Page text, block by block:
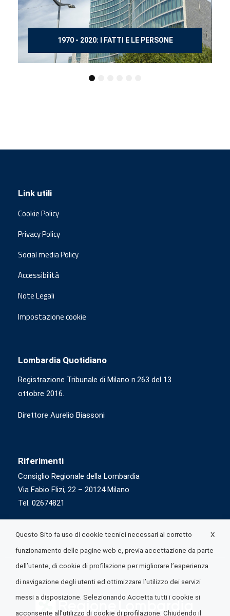
150 ANNI DOPO MANZONI
Link utili
Cookie Policy
Privacy Policy
Social media Policy
Accessibilità
Note Legali
Impostazione cookie
Lombardia Quotidiano
Registrazione Tribunale di Milano n.263 del 13
ottobre 2016.
Direttore Aurelio Biassoni
Riferimenti
Consiglio Regionale della Lombardia
Via Fabio Flizi, 22 – 20124 Milano
Tel. 02674821
X
Questo Sito fa uso di cookie tecnici necessari al corretto
funzionamento delle pagine web e, previa accettazione da parte
dell’utente, di cookie di profilazione per migliorare l’esperienza
di navigazione degli utenti ed ottimizzare l’utilizzo dei servizi
messi a disposizione. Selezionando Accetta tutti i cookie si
acconsente all’utilizzo di cookie di profilazione. Chiudendo il